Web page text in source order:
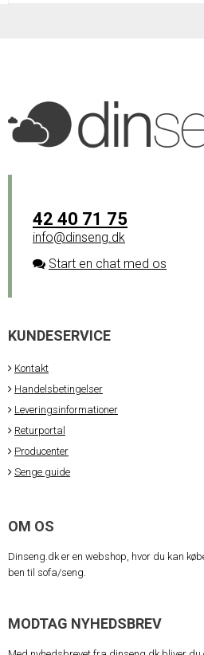
42 40 71 75
info@dinseng.dk
Start en chat med os
KUNDESERVICE
Kontakt
Handelsbetingelser
Leveringsinformationer
Returportal
Producenter
Senge guide
OM OS
Dinseng.dk er en webshop, hvor du kan
ben til sofa/seng.
MODTAG NYHEDSBREV